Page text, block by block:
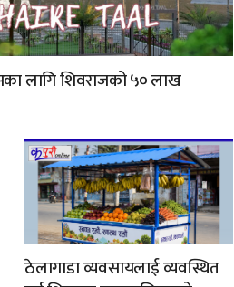
लागि शिवराजको ५० लाख
ठेलागाडा व्यवसायलाई व्यवस्थित